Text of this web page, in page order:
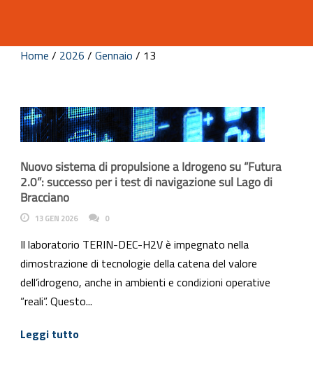
Home / 2026 / Gennaio / 13
Nuovo sistema di propulsione a Idrogeno su “Futura
2.0”: successo per i test di navigazione sul Lago di
Bracciano
13 GEN 2026 0
Il laboratorio TERIN-DEC-H2V è impegnato nella
dimostrazione di tecnologie della catena del valore
dell’idrogeno, anche in ambienti e condizioni operative
“reali”. Questo...
Leggi tutto